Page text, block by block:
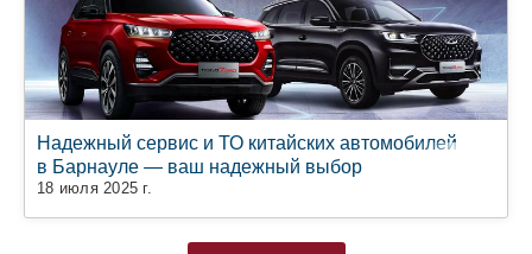
Надежный сервис и ТО китайских автомобилей
в Барнауле — ваш надежный выбор
18 июля 2025 г.